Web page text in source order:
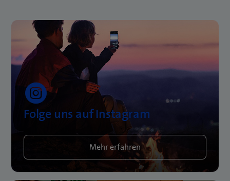
Folge uns auf Instagram
Mehr erfahren